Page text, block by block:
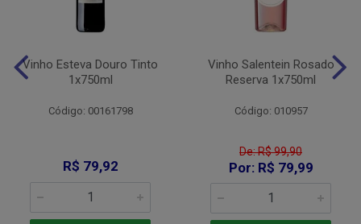
Vinho Esteva Douro Tinto
1x750ml
Código: 00161798
R$ 79,92
Vinho Salentein Rosado
Reserva 1x750ml
Código: 010957
De: R$ 99,90
Por: R$ 79,99